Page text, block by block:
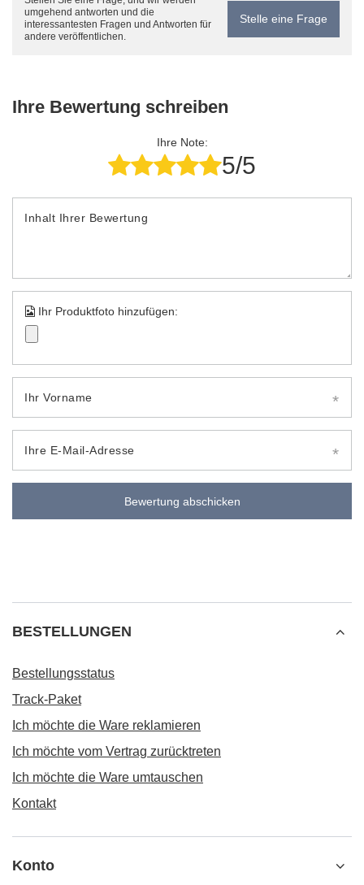
umgehend antworten und die
interessantesten Fragen und Antworten für
andere veröffentlichen.
Stelle eine Frage
Ihre Bewertung schreiben
Ihre Note:
5/5
Inhalt Ihrer Bewertung
Ihr Produktfoto hinzufügen:
Ihr Vorname
Ihre E-Mail-Adresse
Bewertung abschicken
BESTELLUNGEN
Bestellungsstatus
Track-Paket
Ich möchte die Ware reklamieren
Ich möchte vom Vertrag zurücktreten
Ich möchte die Ware umtauschen
Kontakt
Konto